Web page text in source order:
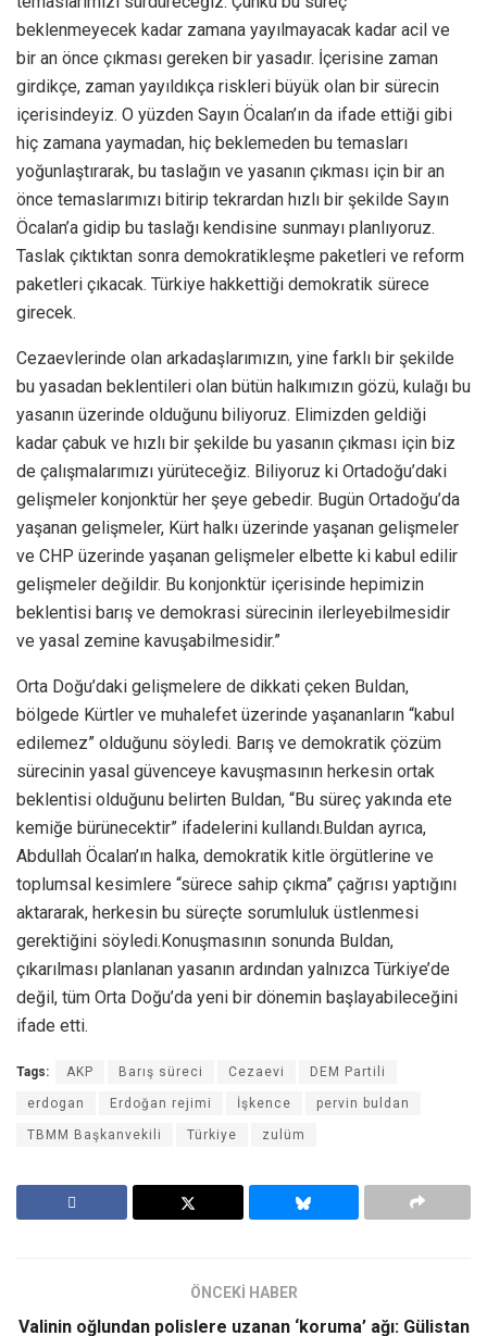
beklenmeyecek kadar zamana yayılmayacak kadar acil ve
bir an önce çıkması gereken bir yasadır. İçerisine zaman
girdikçe, zaman yayıldıkça riskleri büyük olan bir sürecin
içerisindeyiz. O yüzden Sayın Öcalan’ın da ifade ettiği gibi
hiç zamana yaymadan, hiç beklemeden bu temasları
yoğunlaştırarak, bu taslağın ve yasanın çıkması için bir an
önce temaslarımızı bitirip tekrardan hızlı bir şekilde Sayın
Öcalan’a gidip bu taslağı kendisine sunmayı planlıyoruz.
Taslak çıktıktan sonra demokratikleşme paketleri ve reform
paketleri çıkacak. Türkiye hakkettiği demokratik sürece
girecek.
Cezaevlerinde olan arkadaşlarımızın, yine farklı bir şekilde
bu yasadan beklentileri olan bütün halkımızın gözü, kulağı bu
yasanın üzerinde olduğunu biliyoruz. Elimizden geldiği
kadar çabuk ve hızlı bir şekilde bu yasanın çıkması için biz
de çalışmalarımızı yürüteceğiz. Biliyoruz ki Ortadoğu’daki
gelişmeler konjonktür her şeye gebedir. Bugün Ortadoğu’da
yaşanan gelişmeler, Kürt halkı üzerinde yaşanan gelişmeler
ve CHP üzerinde yaşanan gelişmeler elbette ki kabul edilir
gelişmeler değildir. Bu konjonktür içerisinde hepimizin
beklentisi barış ve demokrasi sürecinin ilerleyebilmesidir
ve yasal zemine kavuşabilmesidir.”
Orta Doğu’daki gelişmelere de dikkati çeken Buldan,
bölgede Kürtler ve muhalefet üzerinde yaşananların “kabul
edilemez” olduğunu söyledi. Barış ve demokratik çözüm
sürecinin yasal güvenceye kavuşmasının herkesin ortak
beklentisi olduğunu belirten Buldan, “Bu süreç yakında ete
kemiğe bürünecektir” ifadelerini kullandı.Buldan ayrıca,
Abdullah Öcalan’ın halka, demokratik kitle örgütlerine ve
toplumsal kesimlere “sürece sahip çıkma” çağrısı yaptığını
aktararak, herkesin bu süreçte sorumluluk üstlenmesi
gerektiğini söyledi.Konuşmasının sonunda Buldan,
çıkarılması planlanan yasanın ardından yalnızca Türkiye’de
değil, tüm Orta Doğu’da yeni bir dönemin başlayabileceğini
ifade etti.
Tags: AKP Barış süreci Cezaevi DEM Partili
erdogan Erdoğan rejimi İşkence pervin buldan
TBMM Başkanvekili Türkiye zulüm
ÖNCEKİ HABER
Valinin oğlundan polislere uzanan ‘koruma’ ağı: Gülistan